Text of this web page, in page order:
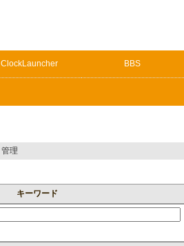
ClockLauncher BBS
管理
キーワード